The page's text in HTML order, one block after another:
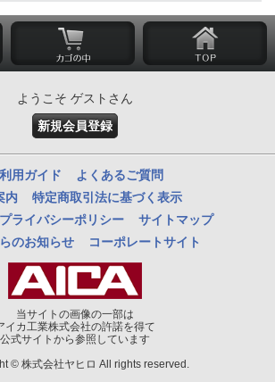
ようこそ ゲストさん
新規会員登録
用ガイド
よくあるご質問
内
特定商取引法に基づく表示
ライバシーポリシー
サイトマップ
のお知らせ
コーポレートサイト
当サイトの画像の一部は
イカ工業株式会社の許諾を得て
公式サイトから参照しています
© 株式会社ヤヒロ All rights reserved.